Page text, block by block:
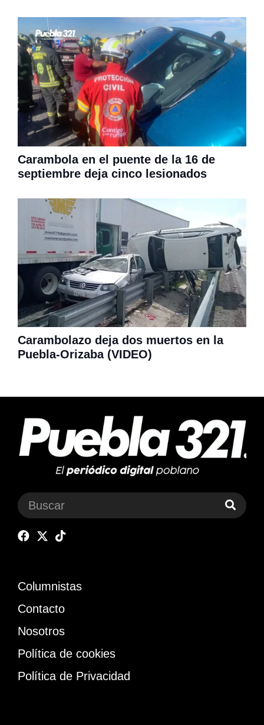
Carambola en el puente de la 16 de
septiembre deja cinco lesionados
Carambolazo deja dos muertos en la
Puebla-Orizaba (VIDEO)
Columnistas
Contacto
Nosotros
Política de cookies
Política de Privacidad